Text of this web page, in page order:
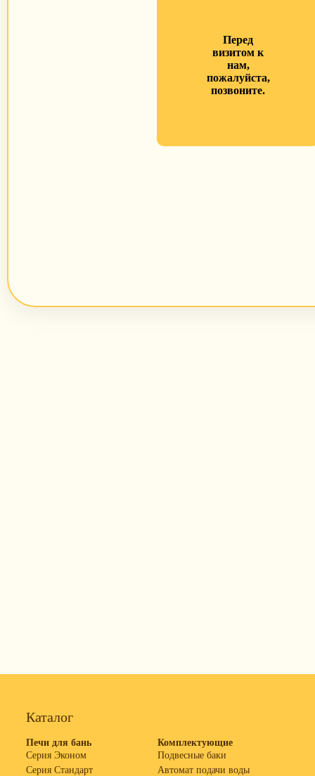
Перед
визитом к
нам,
пожалуйста,
позвоните.
Каталог
Печи для бань
Серия Эконом
Серия Стандарт
Комплектующие
Подвесные баки
Автомат подачи воды